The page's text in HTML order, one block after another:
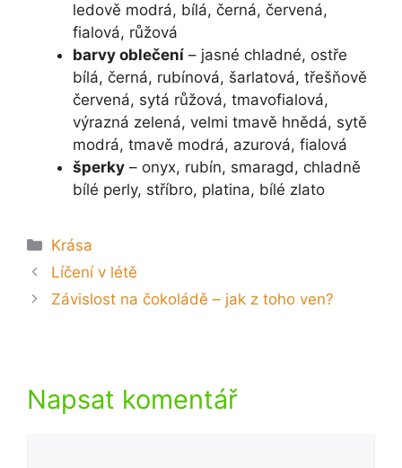
ledově modrá, bílá, černá, červená,
fialová, růžová
barvy oblečení – jasné chladné, ostře
bílá, černá, rubínová, šarlatová, třešňově
červená, sytá růžová, tmavofialová,
výrazná zelená, velmi tmavě hnědá, sytě
modrá, tmavě modrá, azurová, fialová
šperky – onyx, rubín, smaragd, chladně
bílé perly, stříbro, platina, bílé zlato
Rubriky
Krása
Líčení v létě
Závislost na čokoládě – jak z toho ven?
Napsat komentář